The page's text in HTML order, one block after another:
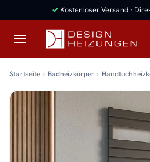
✓ Kostenloser Versand ·
Startseite Badheizkörper